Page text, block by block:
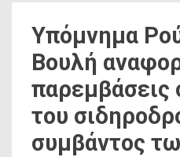
Υπόμνημα
Βουλή
παρεμβάσεις
του
συμβάντος